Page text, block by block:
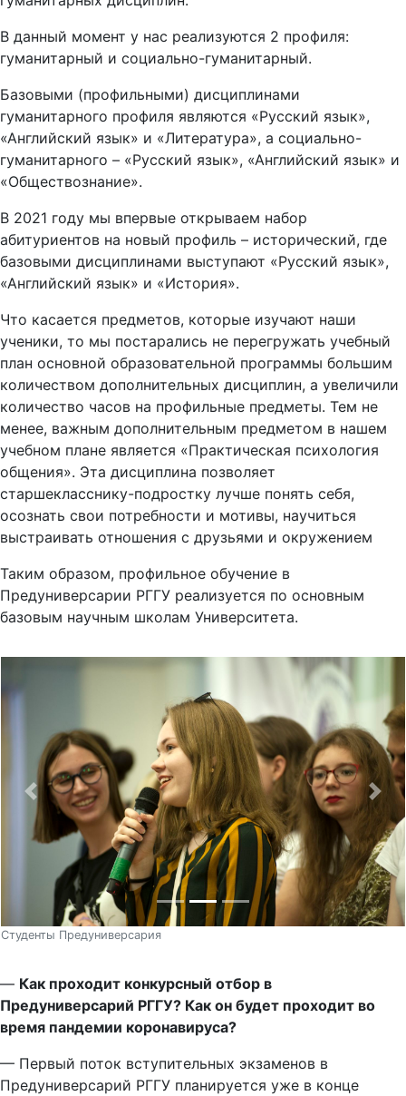
В данный момент у нас реализуются 2 профиля:
гуманитарный и социально-гуманитарный.
Базовыми (профильными) дисциплинами
гуманитарного профиля являются «Русский язык»,
«Английский язык» и «Литература», а социально-
гуманитарного – «Русский язык», «Английский язык» и
«Обществознание».
В 2021 году мы впервые открываем набор
абитуриентов на новый профиль – исторический, где
базовыми дисциплинами выступают «Русский язык»,
«Английский язык» и «История».
Что касается предметов, которые изучают наши
ученики, то мы постарались не перегружать учебный
план основной образовательной программы большим
количеством дополнительных дисциплин, а увеличили
количество часов на профильные предметы. Тем не
менее, важным дополнительным предметом в нашем
учебном плане является «Практическая психология
общения». Эта дисциплина позволяет
старшекласснику-подростку лучше понять себя,
осознать свои потребности и мотивы, научиться
выстраивать отношения с друзьями и окружением
Таким образом, профильное обучение в
Предуниверсарии РГГУ реализуется по основным
базовым научным школам Университета.
Previous Next
Студенты Предуниверсария
— Как проходит конкурсный отбор в
Предуниверсарий РГГУ? Как он будет проходит во
время пандемии коронавируса?
— Первый поток вступительных экзаменов в
Предуниверсарий РГГУ планируется уже в конце